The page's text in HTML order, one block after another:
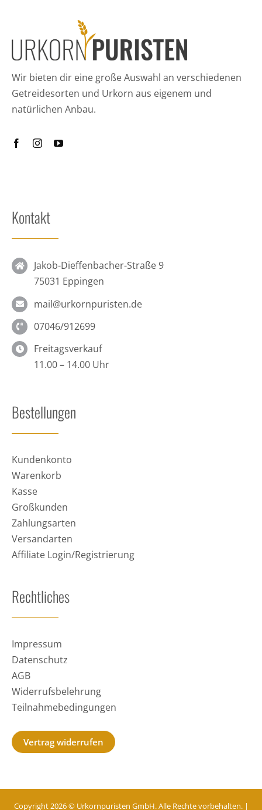
Wir bieten dir eine große Auswahl an verschiedenen
Getreidesorten und Urkorn aus eigenem und
natürlichen Anbau.
Kontakt
Jakob-Dieffenbacher-Straße 9
75031 Eppingen
mail@urkornpuristen.de
07046/912699
Freitagsverkauf
11.00 – 14.00 Uhr
Bestellungen
Kundenkonto
Warenkorb
Kasse
Großkunden
Zahlungsarten
Versandarten
Affiliate Login/Registrierung
Rechtliches
Impressum
Datenschutz
AGB
Widerrufsbelehrung
Teilnahmebedingungen
Vertrag widerrufen
Copyright 2026 © Urkornpuristen GmbH. Alle Rechte vorbehalten. |